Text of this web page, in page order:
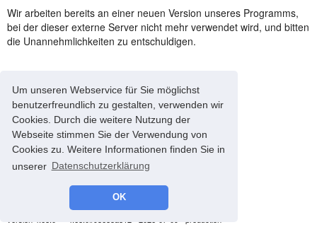
Um unseren Webservice für Sie möglichst
benutzerfreundlich zu gestalten, verwenden wir
Cookies. Durch die weitere Nutzung der
Webseite stimmen Sie der Verwendung von
Cookies zu. Weitere Informationen finden Sie in
unserer Datenschutzerklärung
OK
Wir arbeiten bereits an einer neuen Version unseres Programms,
bei der dieser externe Server nicht mehr verwendet wird, und bitten
die Unannehmlichkeiten zu entschuldigen.
© 2008-2026 energyControl -Impressum-Datenschutz